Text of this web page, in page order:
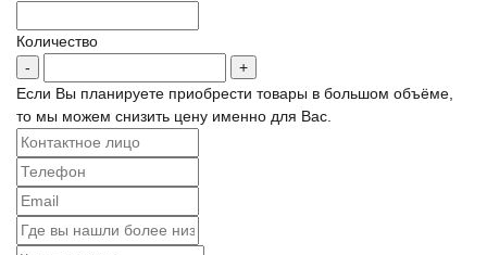
Количество
Если Вы планируете приобрести товары в большом объёме,
то мы можем снизить цену именно для Вас.